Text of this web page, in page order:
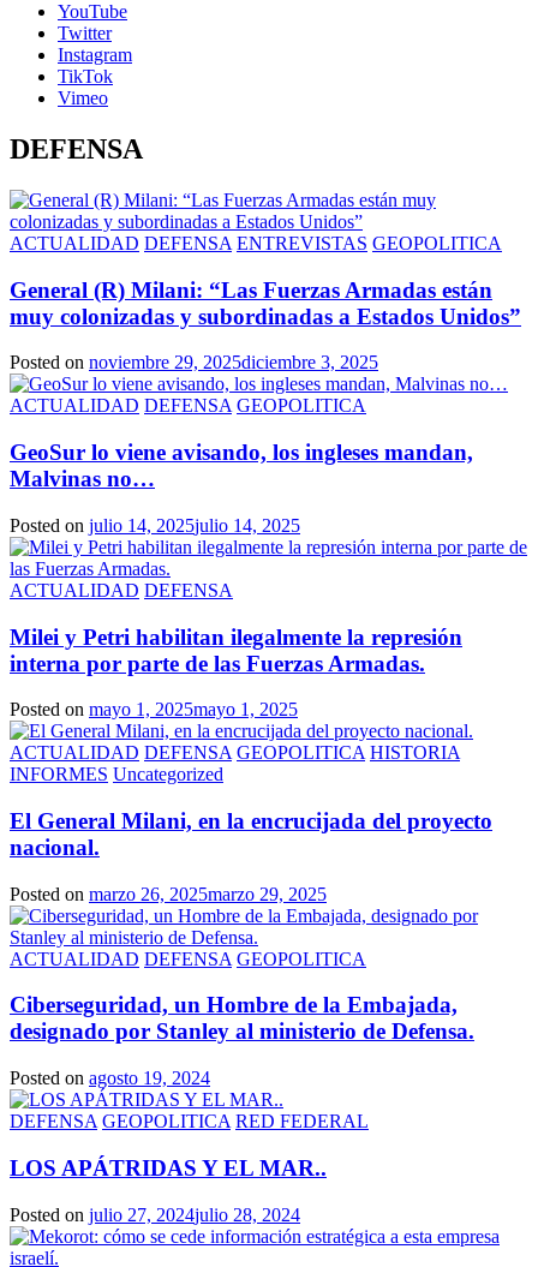
YouTube
Twitter
Instagram
TikTok
Vimeo
DEFENSA
ACTUALIDAD DEFENSA ENTREVISTAS GEOPOLITICA
General (R) Milani: “Las Fuerzas Armadas están
muy colonizadas y subordinadas a Estados Unidos”
Posted on noviembre 29, 2025diciembre 3, 2025
ACTUALIDAD DEFENSA GEOPOLITICA
GeoSur lo viene avisando, los ingleses mandan,
Malvinas no…
Posted on julio 14, 2025julio 14, 2025
ACTUALIDAD DEFENSA
Milei y Petri habilitan ilegalmente la represión
interna por parte de las Fuerzas Armadas.
Posted on mayo 1, 2025mayo 1, 2025
ACTUALIDAD DEFENSA GEOPOLITICA HISTORIA
INFORMES Uncategorized
El General Milani, en la encrucijada del proyecto
nacional.
Posted on marzo 26, 2025marzo 29, 2025
ACTUALIDAD DEFENSA GEOPOLITICA
Ciberseguridad, un Hombre de la Embajada,
designado por Stanley al ministerio de Defensa.
Posted on agosto 19, 2024
DEFENSA GEOPOLITICA RED FEDERAL
LOS APÁTRIDAS Y EL MAR..
Posted on julio 27, 2024julio 28, 2024